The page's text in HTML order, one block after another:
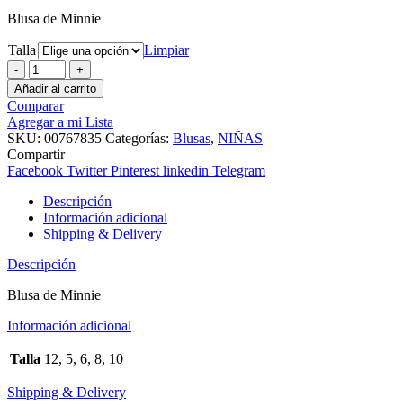
Blusa de Minnie
Talla
Limpiar
Blusa
de
Minnie
cantidad
Añadir al carrito
Comparar
Agregar a mi Lista
SKU: 00767835 Categorías: Blusas, NIÑAS
Compartir
Facebook Twitter Pinterest linkedin Telegram
Descripción
Información adicional
Shipping & Delivery
Descripción
Blusa de Minnie
Información adicional
Talla 12, 5, 6, 8, 10
Shipping & Delivery